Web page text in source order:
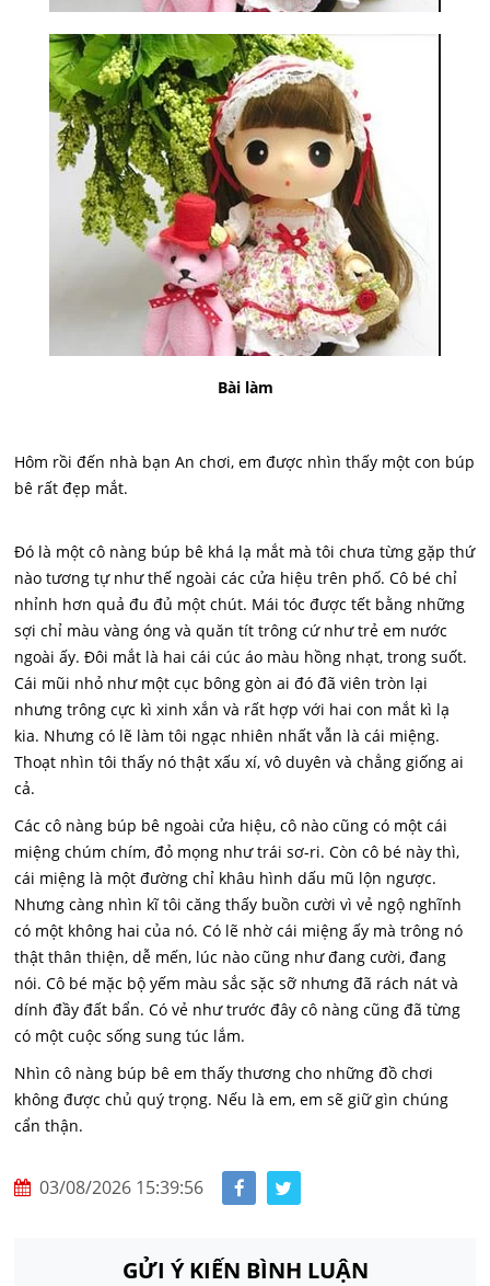
Bài làm
Hôm rồi đến nhà bạn An chơi, em được nhìn thấy một con búp
bê rất đẹp mắt.
Đó là một cô nàng búp bê khá lạ mắt mà tôi chưa từng gặp thứ
nào tương tự như thế ngoài các cửa hiệu trên phố. Cô bé chỉ
nhỉnh hơn quả đu đủ một chút. Mái tóc được tết bằng những
sợi chỉ màu vàng óng và quăn tít trông cứ như trẻ em nước
ngoài ấy. Đôi mắt là hai cái cúc áo màu hồng nhạt, trong suốt.
Cái mũi nhỏ như một cục bông gòn ai đó đã viên tròn lại
nhưng trông cực kì xinh xắn và rất hợp với hai con mắt kì lạ
kia. Nhưng có lẽ làm tôi ngạc nhiên nhất vẫn là cái miệng.
Thoạt nhìn tôi thấy nó thật xấu xí, vô duyên và chẳng giống ai
cả.
Các cô nàng búp bê ngoài cửa hiệu, cô nào cũng có một cái
miệng chúm chím, đỏ mọng như trái sơ-ri. Còn cô bé này thì,
cái miệng là một đường chỉ khâu hình dấu mũ lộn ngược.
Nhưng càng nhìn kĩ tôi căng thấy buồn cười vì vẻ ngộ nghĩnh
có một không hai của nó. Có lẽ nhờ cái miệng ấy mà trông nó
thật thân thiện, dễ mến, lúc nào cũng như đang cười, đang
nói. Cô bé mặc bộ yếm màu sắc sặc sỡ nhưng đã rách nát và
dính đầy đất bẩn. Có vẻ như trước đây cô nàng cũng đã từng
có một cuộc sống sung túc lắm.
Nhìn cô nàng búp bê em thấy thương cho những đồ chơi
không được chủ quý trọng. Nếu là em, em sẽ giữ gìn chúng
cẩn thận.
03/08/2026 15:39:56
GỬI Ý KIẾN BÌNH LUẬN